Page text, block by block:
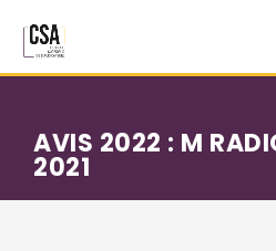
AVIS 2022 : M
2021